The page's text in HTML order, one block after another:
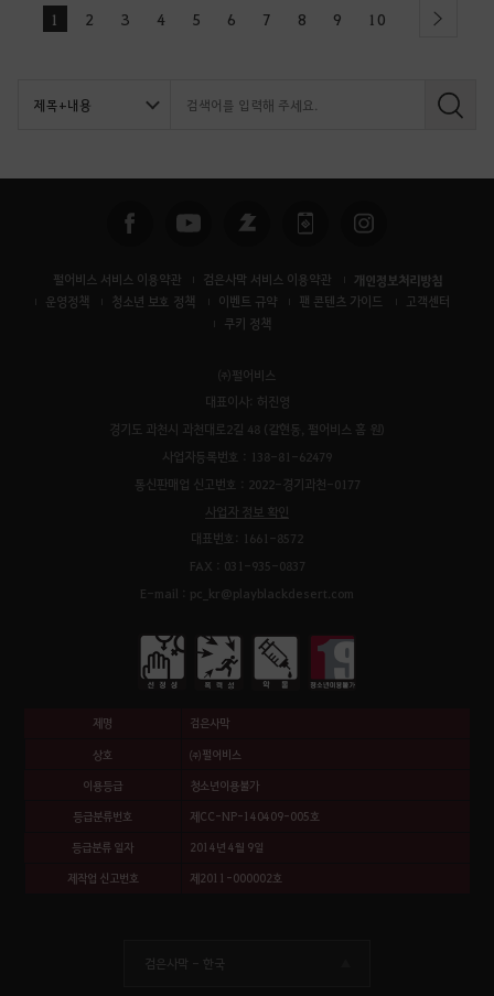
1 2 3 4 5 6 7 8 9 10 next
검
펄어비스 서비스 이용약관 검은사막 서비스 이용약관 개인정보처리방침
운영정책 청소년 보호 정책 이벤트 규약 팬 콘텐츠 가이드
고객센터
쿠키 정책
㈜펄어비스
대표이사: 허진영
경기도 과천시 과천대로2길 48 (갈현동, 펄어비스 홈 원)
사업자등록번호 : 138-81-62479
통신판매업 신고번호 : 2022-경기과천-0177
사업자 정보 확인
대표번호: 1661-8572
FAX : 031-935-0837
E-mail : pc_kr@playblackdesert.com
제명 검은사막
상호 ㈜펄어비스
이용등급 청소년이용불가
등급분류번호 제CC-NP-140409-005호
등급분류 일자 2014년 4월 9일
제작업 신고번호 제2011-000002호
검은사막 - 한국